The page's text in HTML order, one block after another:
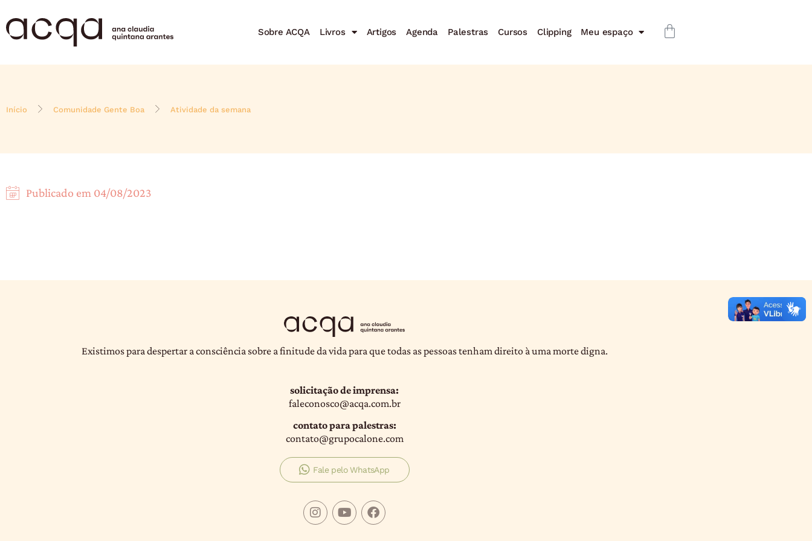
Sobre ACQA Livros Artigos Agenda Palestras Cursos Clipping Meu espaço
Início Comunidade Gente Boa Atividade da semana
Publicado em 04/08/2023
Existimos para despertar a consciência sobre a finitude da vida para que todas as pessoas tenham direito à uma morte digna.
solicitação de imprensa:
faleconosco@acqa.com.br
contato para palestras:
contato@grupocalone.com
Fale pelo WhatsApp